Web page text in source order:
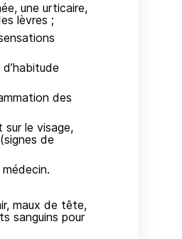
une urticaire,
lèvres ;
des
sur le visage,
de
maux de tête,
sanguins pour